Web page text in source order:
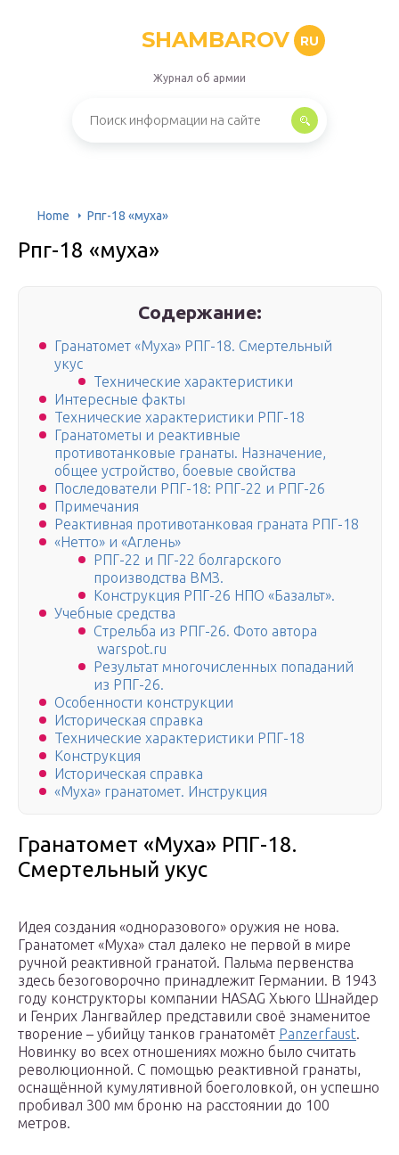
SHAMBAROV RU
Журнал об армии
Home Рпг-18 «муха»
Рпг-18 «муха»
Содержание:
Гранатомет «Муха» РПГ-18. Смертельный
укус
Технические характеристики
Интересные факты
Технические характеристики РПГ-18
Гранатометы и реактивные
противотанковые гранаты. Назначение,
общее устройство, боевые свойства
Последователи РПГ-18: РПГ-22 и РПГ-26
Примечания
Реактивная противотанковая граната РПГ-18
«Нетто» и «Аглень»
РПГ-22 и ПГ-22 болгарского
производства ВМЗ.
Конструкция РПГ-26 НПО «Базальт».
Учебные средства
Стрельба из РПГ-26. Фото автора
warspot.ru
Результат многочисленных попаданий
из РПГ-26.
Особенности конструкции
Историческая справка
Технические характеристики РПГ-18
Конструкция
Историческая справка
«Муха» гранатомет. Инструкция
Гранатомет «Муха» РПГ-18.
Смертельный укус
Идея создания «одноразового» оружия не нова.
Гранатомет «Муха» стал далеко не первой в мире
ручной реактивной гранатой. Пальма первенства
здесь безоговорочно принадлежит Германии. В 1943
году конструкторы компании HASAG Хьюго Шнайдер
и Генрих Лангвайлер представили своё знаменитое
творение – убийцу танков гранатомёт Panzerfaust.
Новинку во всех отношениях можно было считать
революционной. С помощью реактивной гранаты,
оснащённой кумулятивной боеголовкой, он успешно
пробивал 300 мм броню на расстоянии до 100
метров.